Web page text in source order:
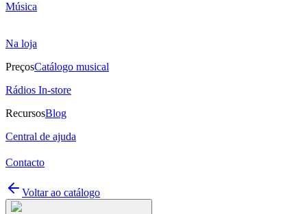
Música
Na loja
PreçosCatálogo musical
Rádios In-store
RecursosBlog
Central de ajuda
Contacto
Voltar ao catálogo